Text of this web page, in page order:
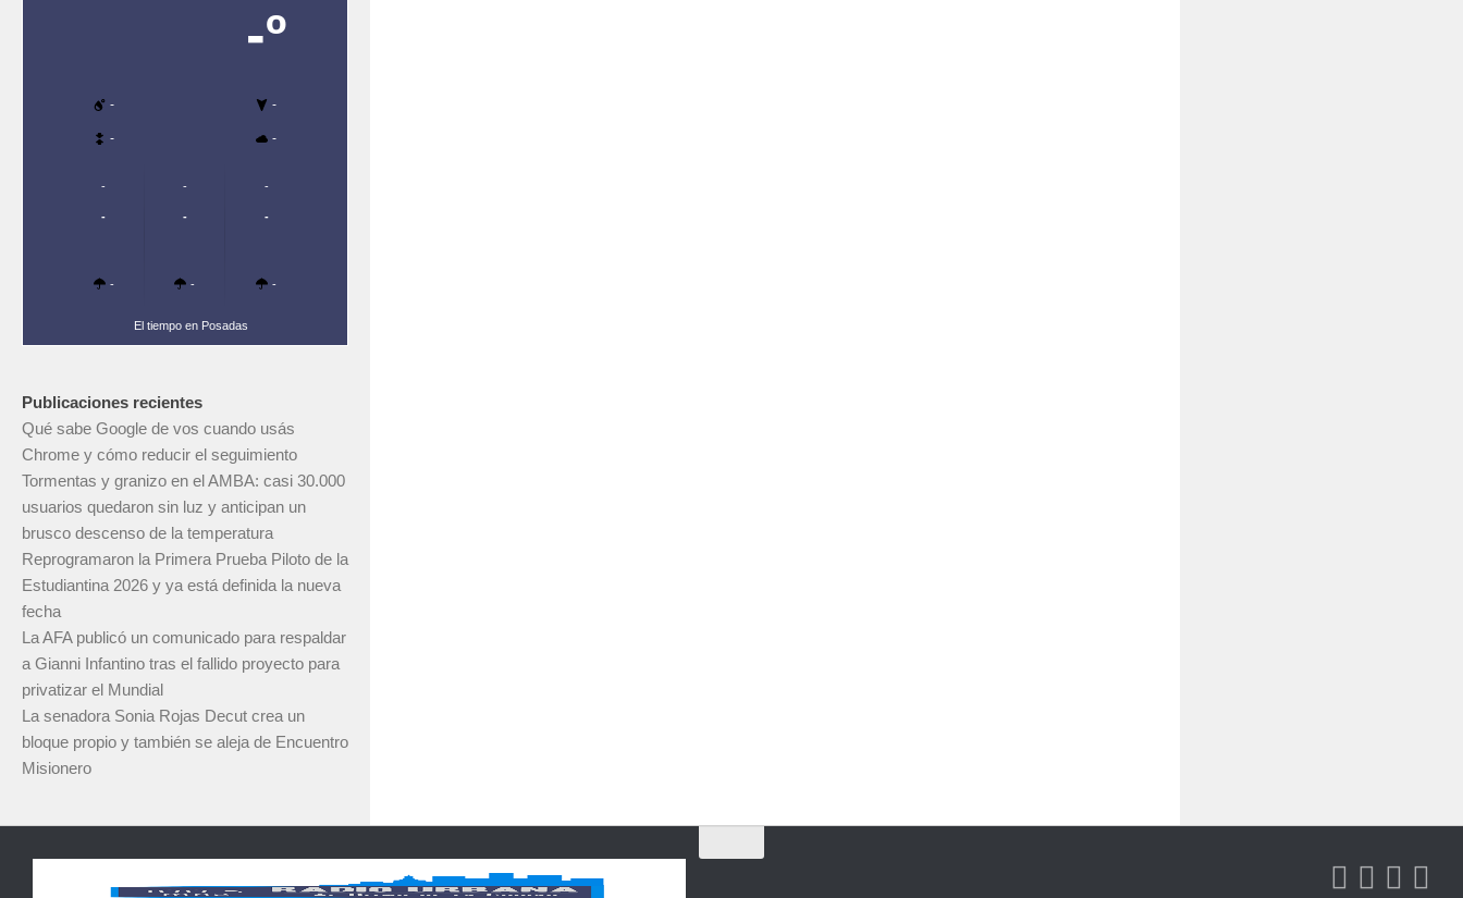
-º
- -
- -
-
-
-
-
-
-
-
-
-
El tiempo en Posadas
Publicaciones recientes
Qué sabe Google de vos cuando usás
Chrome y cómo reducir el seguimiento
Tormentas y granizo en el AMBA: casi 30.000
usuarios quedaron sin luz y anticipan un
brusco descenso de la temperatura
Reprogramaron la Primera Prueba Piloto de la
Estudiantina 2026 y ya está definida la nueva
fecha
La AFA publicó un comunicado para respaldar
a Gianni Infantino tras el fallido proyecto para
privatizar el Mundial
La senadora Sonia Rojas Decut crea un
bloque propio y también se aleja de Encuentro
Misionero